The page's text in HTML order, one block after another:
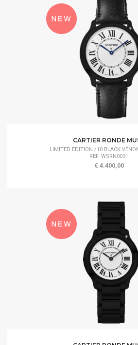
CARTIER RONDE
LIMITED EDITION /10 BLACK
REF. WSRN0031
€ 4.400,00